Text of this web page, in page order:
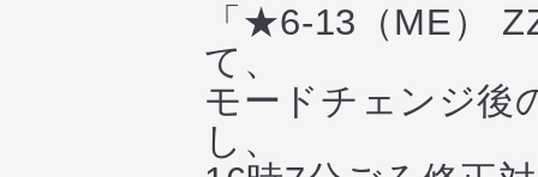
「★6-13（ME）
て、
モードチェンジ後
し、